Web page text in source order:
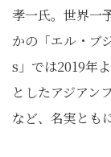
孝一氏。世界一
かの「エル・ブ
s」では2019年
としたアジアン
など、名実とも